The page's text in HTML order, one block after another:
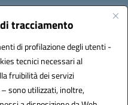
tracciamento
di profilazione degli utenti -
tecnici necessari al
fruibilità dei servizi
sono utilizzati, inoltre,
rcic841003@istruzione.it
(IPA): istsc_rcic841003